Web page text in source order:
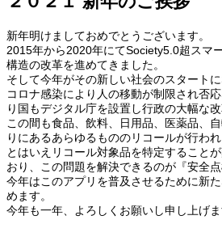
新年明けましておめでとうございます。
2015年から2020年にてSociety5.0超スマ
構造の改革を進めてきました。
そして今年がその新しい社会のスタートに
コロナ感染により人の移動が制限され否
り国もデジタル庁を設置し行政の大幅な改
この間も食品、飲料、日用品、医薬品、
りにあるあらゆるもののリコールが行われ
とはいえリコール対象品を特定すること
おり、この問題を解決できるのが『安全
今年はこのアプリを普及させるために新
めます。
今年も一年、よろしくお願いし申し上げま